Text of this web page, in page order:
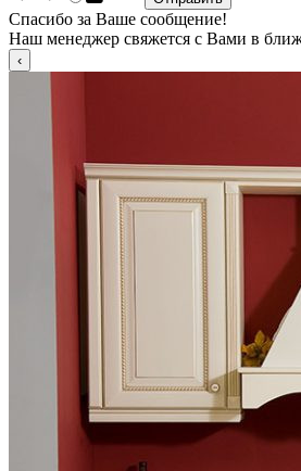
Спасибо за Ваше сообщение!
Наш менеджер свяжется с Вами в